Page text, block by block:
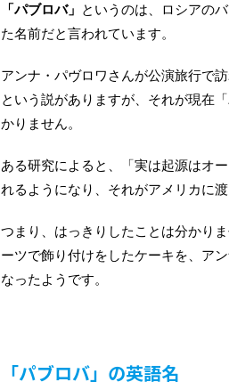
「パブロバ」 というのは、ロシアの
た名前だと言われています。
アンナ・パヴロワさんが公演旅行で
という説がありますが、それが現在
かりません。
ある研究によると、「実は起源はオ
れるようになり、それがアメリカに
つまり、はっきりしたことは分かり
ーツで飾り付けをしたケーキを、ア
なったようです。
「パブロバ」の英語名